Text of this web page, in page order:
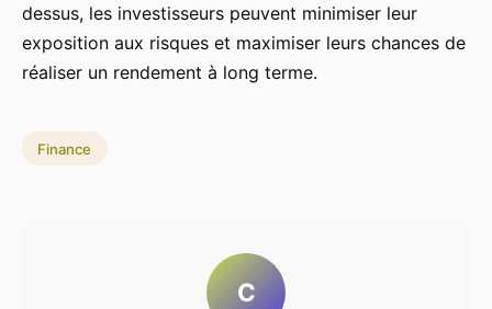
dessus, les investisseurs peuvent minimiser leur
exposition aux risques et maximiser leurs chances de
réaliser un rendement à long terme.
Finance
C